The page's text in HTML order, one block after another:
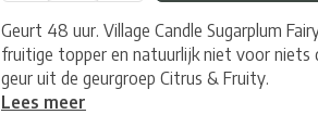
Geurt 48 uur. Village Candle Sugarplum
fruitige topper en natuurlijk niet voor niets
geur uit de geurgroep Citrus & Fruity.
Lees meer